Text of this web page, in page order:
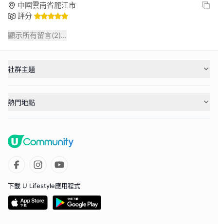
中國雲南省麗江市
評分
顯示所有留言(2)...
社群主題
熱門地點
下載 U Lifestyle應用程式